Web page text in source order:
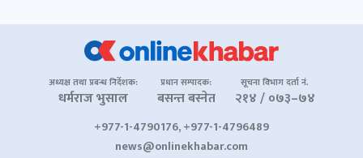
अध्यक्ष तथा प्रबन्ध निर्देशक:
धर्मराज भुसाल
प्रधान सम्पादक:
बसन्त बस्नेत
सूचना विभाग दर्ता नं.
२१४ / ०७३–७४
+977-1-4790176, +977-1-4796489
news@onlinekhabar.com